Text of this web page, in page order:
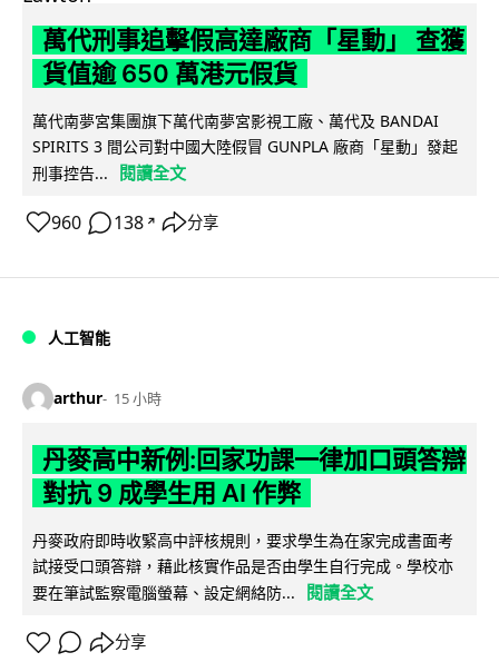
萬代刑事追擊假高達廠商「星動」 查獲
貨值逾 650 萬港元假貨
萬代南夢宮集團旗下萬代南夢宮影視工廠、萬代及 BANDAI
SPIRITS 3 間公司對中國大陸假冒 GUNPLA 廠商「星動」發起
刑事控告...
閱讀全文
960 138 ↗ 分享
人工智能
arthur 15 小時
丹麥高中新例:回家功課一律加口頭答辯
對抗 9 成學生用 AI 作弊
丹麥政府即時收緊高中評核規則，要求學生為在家完成書面考
試接受口頭答辯，藉此核實作品是否由學生自行完成。學校亦
要在筆試監察電腦螢幕、設定網絡防...
閱讀全文
分享